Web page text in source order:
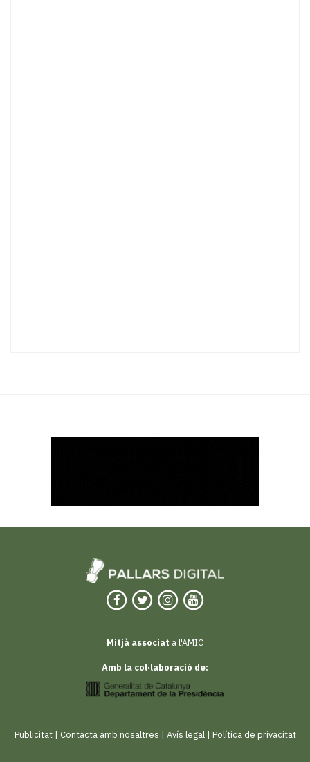
Mitjà associat a l'AMIC
Amb la col·laboració de:
Publicitat| Contacta amb nosaltres Avís legal| Política de privacitat